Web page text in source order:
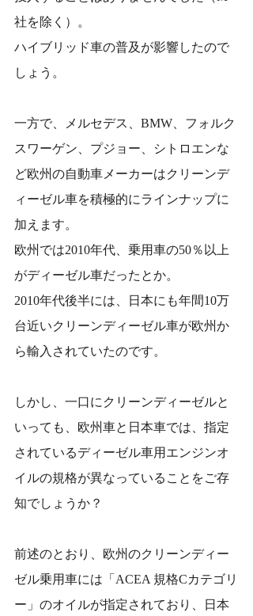
社を除く）。
ハイブリッド車の普及が影響したので
しょう。
一方で、メルセデス、BMW、フォルク
スワーゲン、プジョー、シトロエンな
ど欧州の自動車メーカーはクリーンデ
ィーゼル車を積極的にラインナップに
加えます。
欧州では2010年代、乗用車の50％以上
がディーゼル車だったとか。
2010年代後半には、日本にも年間10万
台近いクリーンディーゼル車が欧州か
ら輸入されていたのです。
しかし、一口にクリーンディーゼルと
いっても、欧州車と日本車では、指定
されているディーゼル車用エンジンオ
イルの規格が異なっていることをご存
知でしょうか？
前述のとおり、欧州のクリーンディー
ゼル乗用車には「ACEA 規格Cカテゴリ
ー」のオイルが指定されており、日本